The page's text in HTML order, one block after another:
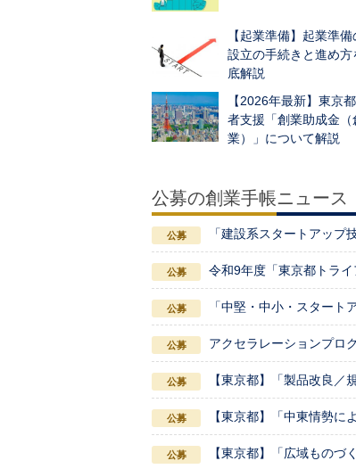
【起業準備】起業準
設立の手続きと進め
底解説
【2026年最新】東京
者支援「創業助成金（
業）」について解説
公募の創業手帳ニュース
「建設系スタートアッ
令和9年度「東京都トラ
「中堅・中小・スタート
アクセラレーションプロ
【東京都】「製品改良／
【東京都】「中東情勢に
【東京都】「広域ものづ